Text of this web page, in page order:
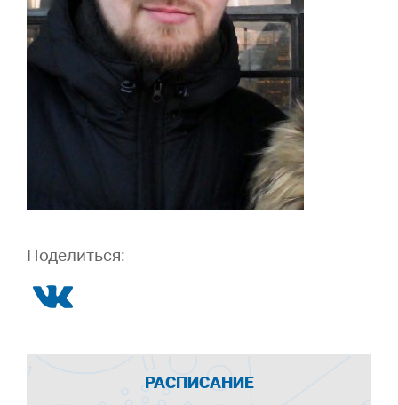
Поделиться:
РАСПИСАНИЕ